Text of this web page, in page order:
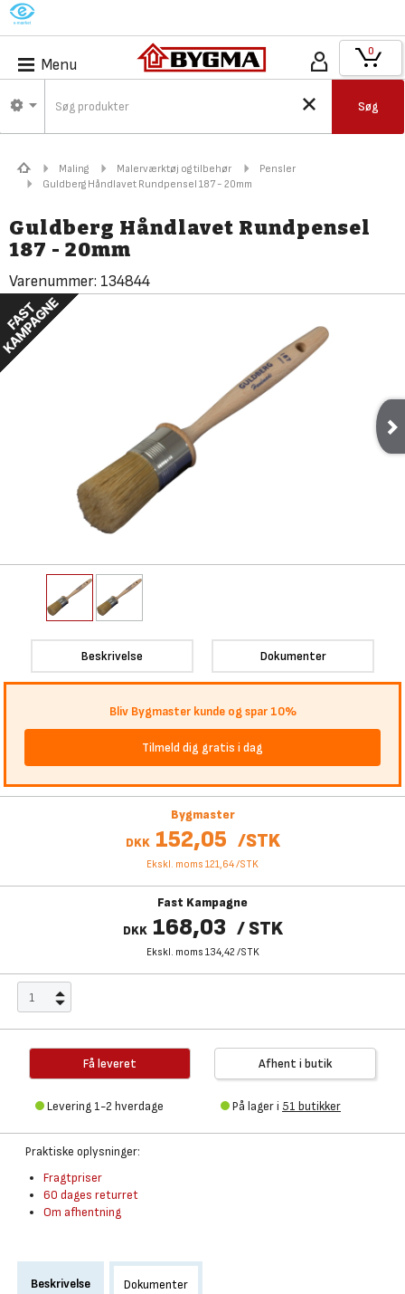
M
Menu
Søg
0
Maling Malerværktøj og tilbehør
Pensler
Guldberg Håndlavet Rundpensel 187 - 20mm
Guldberg Håndlavet Rundpensel
187 - 20mm
Varenummer: 134844
Beskrivelse Dokumenter
Bliv Bygmaster kunde og spar 10%
Tilmeld dig gratis i dag
Bygmaster
DKK 152,05 /STK
Ekskl. moms 121,64/STK
Fast Kampagne
DKK 168,03 / STK
Ekskl. moms 134,42 /STK
Få leveret
Levering 1-2 hverdage
Afhent i butik
På lager i 51 butikker
Praktiske oplysninger:
Fragtpriser
60 dages returret
Om afhentning
Beskrivelse Dokumenter